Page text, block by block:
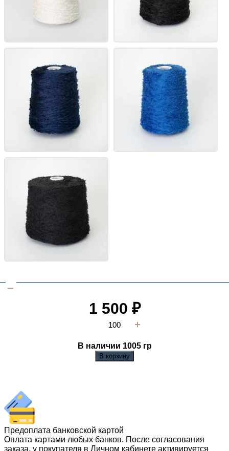
1 500 ₽
В наличии 1005гр
В корзину
Предоплата банковской картой
Оплата картами любых банков. После согласования
заказа, у покупателя в Личном кабинете активируется